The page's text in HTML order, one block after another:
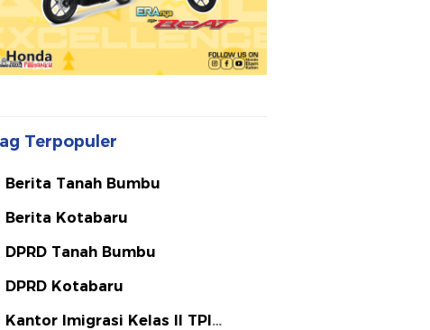
Terpopuler
Berita Tanah Bumbu
Berita Kotabaru
DPRD Tanah Bumbu
DPRD Kotabaru
Kantor Imigrasi Kelas II TPI